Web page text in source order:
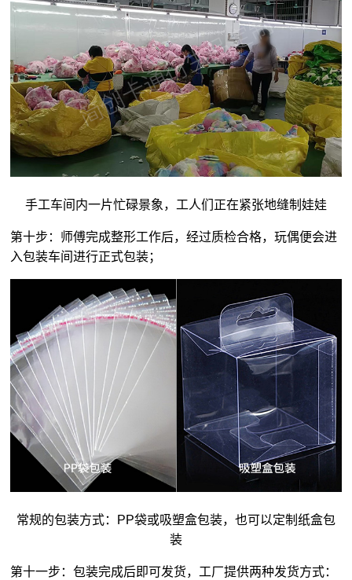
手工车间内一片忙碌景象，工人们正在紧张地缝制娃娃
第十步：师傅完成整形工作后，经过质检合格，玩偶便会进
入包装车间进行正式包装；
常规的包装方式：PP袋或吸塑盒包装，也可以定制纸盒包
装
第十一步：包装完成后即可发货，工厂提供两种发货方式：